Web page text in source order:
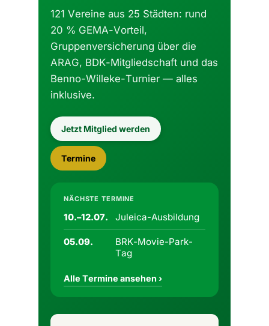
121 Vereine aus 25 Städten: rund
20 % GEMA-Vorteil,
Gruppenversicherung über die
ARAG, BDK-Mitgliedschaft und das
Benno-Willeke-Turnier — alles
inklusive.
Jetzt Mitglied werden
Termine
NÄCHSTE TERMINE
10.–12.07. Juleica-Ausbildung
05.09.
BRK-Movie-Park-
Tag
Alle Termine ansehen ›